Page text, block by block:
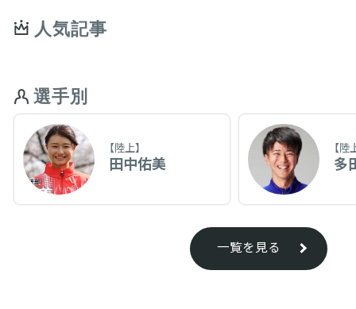
人気記事
選手別
【陸上】
田中佑美
【陸
多
一覧を見る